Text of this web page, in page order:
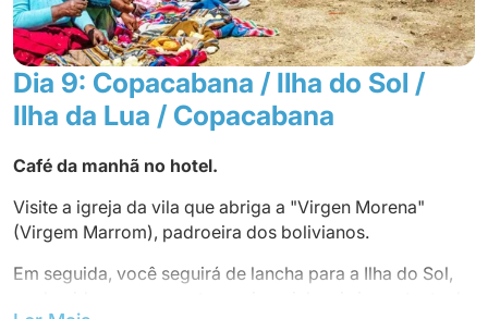
Jantar não incluído.
Pernoite no hotel.
Dia 9: Copacabana / Ilha do Sol /
Ilha da Lua / Copacabana
Café da manhã no hotel.
Visite a igreja da vila que abriga a "Virgen Morena"
(Virgem Marrom), padroeira dos bolivianos.
Em seguida, você seguirá de lancha para a Ilha do Sol,